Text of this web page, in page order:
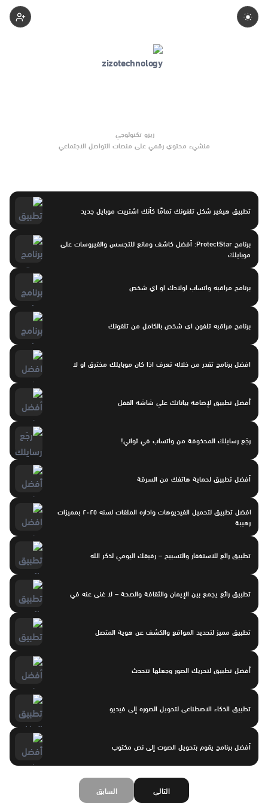
منشيء محتوي رقمي على منصات التواصل الاجتماعي
تطبيق هيغير شكل تلفونك تمامًا كأنك اشتريت موبايل جديد
برنامج ProtectStar: أفضل كاشف ومانع للتجسس والفيروسات على
موبايلك
برنامج مراقبه واتساب اولادك او اي شخص
برنامج مراقبه تلفون اي شخص بالكامل من تلفونك
افضل برنامج تقدر من خلاله تعرف اذا كان موبايلك مخترق او لا
أفضل تطبيق لإضافة بياناتك علي شاشة القفل
رجّع رسايلك المحذوفة من واتساب في ثواني!
أفضل تطبيق لحماية هاتفك من السرقة
افضل تطبيق لتحميل الفيديوهات واداره الملفات لسنه ٢٠٢٥ بمميزات
رهيبة
تطبيق رائع للاستغفار والتسبيح – رفيقك اليومي لذكر الله
تطبيق رائع يجمع بين الإيمان والثقافة والصحة – لا غنى عنه في
تطبيق مميز لتحديد المواقع والكشف عن هوية المتصل
أفضل تطبيق لتحريك الصور وجعلها تتحدث
تطبيق الذكاء الاصطناعى لتحويل الصوره إلى فيديو
أفضل برنامج يقوم بتحويل الصوت إلى نص مكتوب
السابق التالي